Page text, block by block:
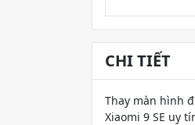
CHI TIẾT
Thay màn hình
Xiaomi 9 SE uy